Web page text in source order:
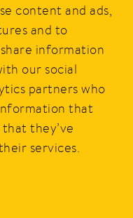
content and ads,
and to
information
our social
partners who
that
they’ve
services.
utvalg av produkter av
sunn, rask og enkel
av våre vilkår